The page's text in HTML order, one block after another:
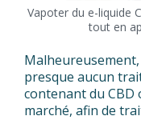
Vapoter du e-liquide
tout en
Malheureusement,
presque aucun
contenant du CBD
marché, afin de